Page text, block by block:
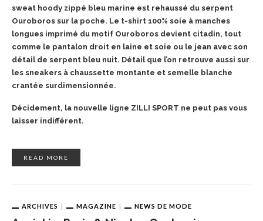
sweat hoody zippé bleu marine est rehaussé du serpent
Ouroboros sur la poche. Le t-shirt 100% soie à manches
longues imprimé du motif Ouroboros devient citadin, tout
comme le pantalon droit en laine et soie ou le jean avec son
détail de serpent bleu nuit. Détail que l’on retrouve aussi sur
les sneakers à chaussette montante et semelle blanche
crantée surdimensionnée.
Décidement, la nouvelle ligne ZILLI SPORT ne peut pas vous
laisser indifférent.
READ MORE
ARCHIVES MAGAZINE NEWS DE MODE